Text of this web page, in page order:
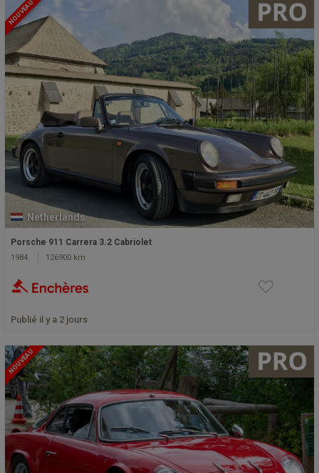
NOUVEAU
Netherlands
Porsche 911 Carrera 3.2 Cabriolet
1984 126900 km
Publié il y a 2 jours
NOUVEAU